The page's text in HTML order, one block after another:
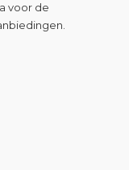
voor de